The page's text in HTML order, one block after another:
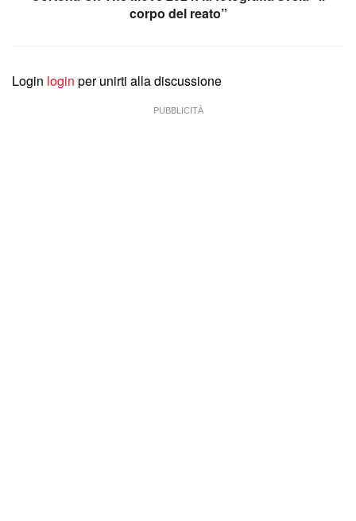
corpo del reato”
Login login per unirti alla discussione
PUBBLICITÀ